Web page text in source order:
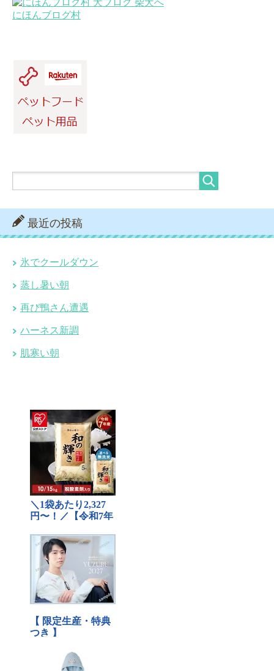
にほんブログ村
最近の投稿
氷でクールダウン
蒸し暑い朝
再び鴨さん遭遇
ハーネス新調
肌寒い朝